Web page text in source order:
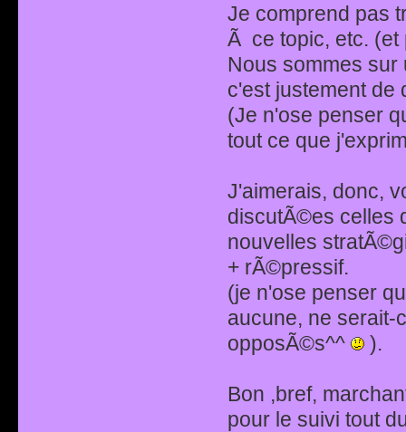
Je comprend pas
Ã ce topic, etc. (et
Nous sommes sur
c'est justement de
(Je n'ose penser
tout ce que
J'aimerais, donc,
discutÃ©es celles
nouvelles
+ rÃ©pressif.
(je n'ose penser
aucune, ne serait-
opposÃ©s^^
).
Bon ,bref,
pour le suivi tout